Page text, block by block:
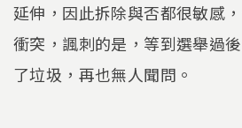
延伸，因此拆除與否都很敏感
衝突，諷刺的是，等到選舉過
了垃圾，再也無人聞問。